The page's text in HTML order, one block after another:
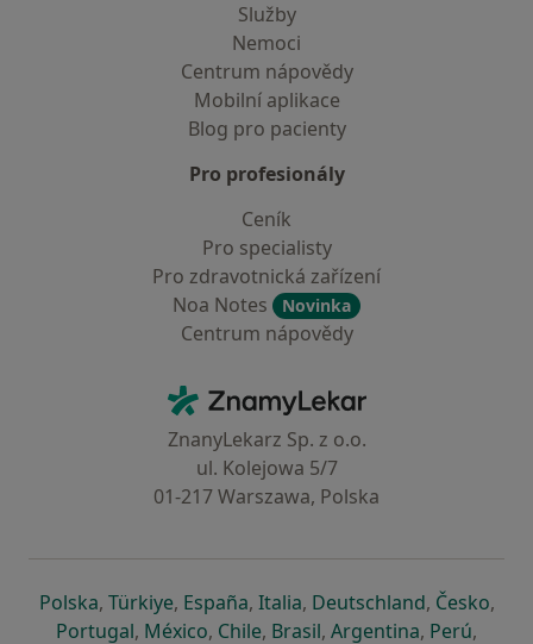
Služby
Nemoci
Centrum nápovědy
Mobilní aplikace
Blog pro pacienty
Pro profesionály
Ceník
Pro specialisty
Pro zdravotnická zařízení
Noa Notes
Novinka
Centrum nápovědy
ZnamyLekar - Hlavní stránka
ZnanyLekarz Sp. z o.o.
ul. Kolejowa 5/7
01-217 Warszawa, Polska
Polskase otevře v nové záložce
, Türkiyese otevře v nové záložce
, Españase otevře v nové záložce
, Italiase otevře v nové záložce
, Deutschlandse otevře v
, Českose
,
Portugalse otevře v nové záložce
, Méxicose otevře v nové záložce
, Chilese otevře v nové záložce
, Brasilse otevře v nové
, Argentinase otevře v
, Perúse
,